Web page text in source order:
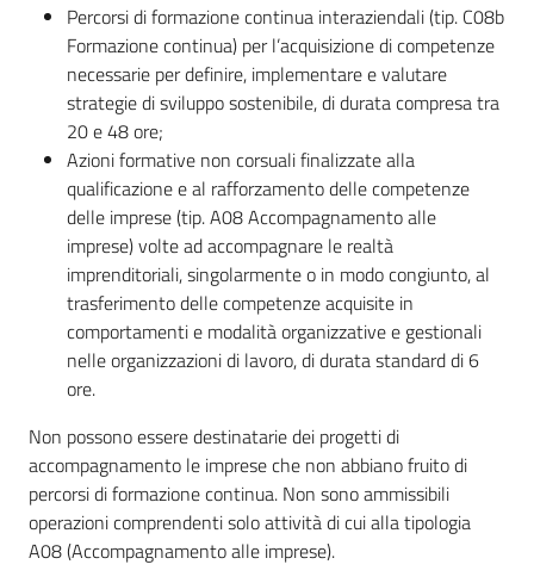
Percorsi di formazione continua interaziendali (tip. C08b
Formazione continua) per l’acquisizione di competenze
necessarie per definire, implementare e valutare
strategie di sviluppo sostenibile, di durata compresa tra
20 e 48 ore;
Azioni formative non corsuali finalizzate alla
qualificazione e al rafforzamento delle competenze
delle imprese (tip. A08 Accompagnamento alle
imprese) volte ad accompagnare le realtà
imprenditoriali, singolarmente o in modo congiunto, al
trasferimento delle competenze acquisite in
comportamenti e modalità organizzative e gestionali
nelle organizzazioni di lavoro, di durata standard di 6
ore.
Non possono essere destinatarie dei progetti di
accompagnamento le imprese che non abbiano fruito di
percorsi di formazione continua. Non sono ammissibili
operazioni comprendenti solo attività di cui alla tipologia
A08 (Accompagnamento alle imprese).